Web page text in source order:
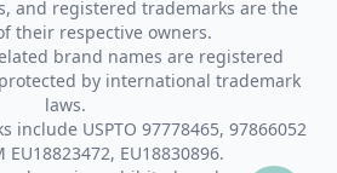
and registered trademarks are the
their respective owners.
brand names are registered
by international trademark
laws.
include USPTO 97778465, 97866052
EU18823472, EU18830896.